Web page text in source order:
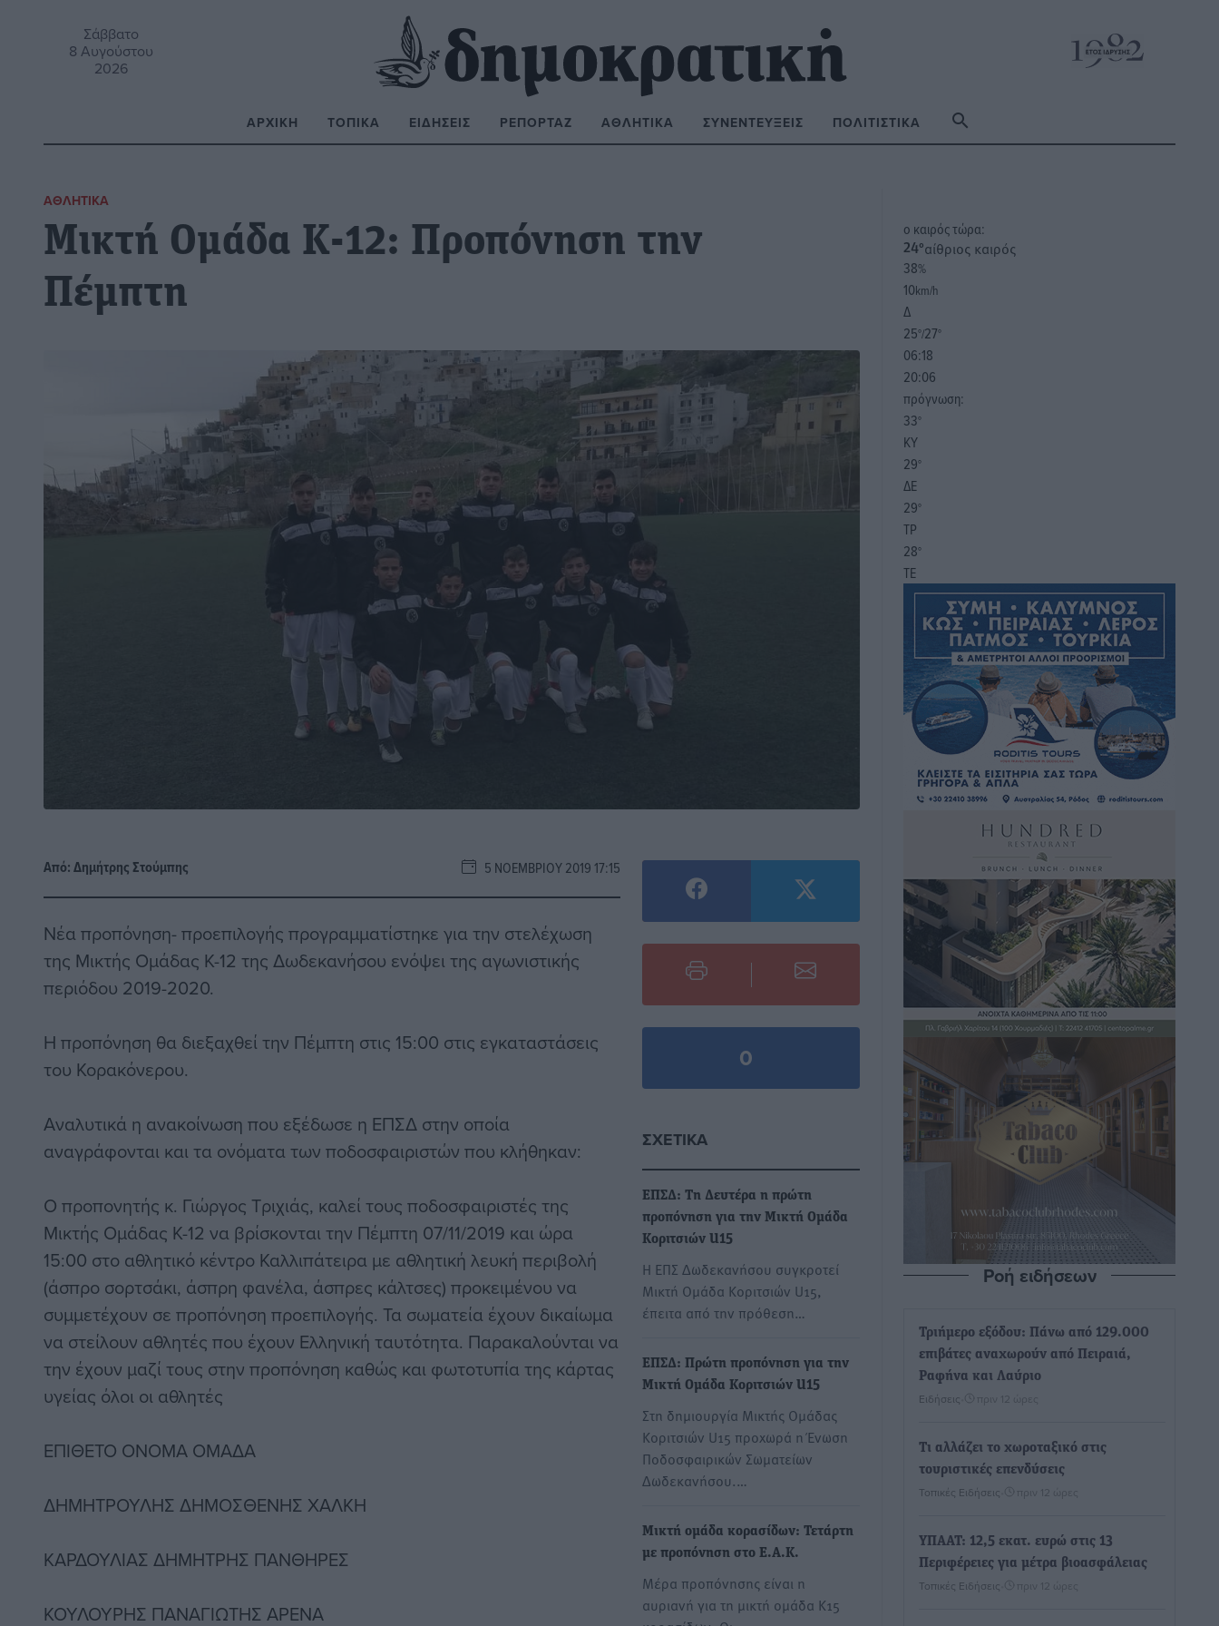
Σάββατο
8 Αυγούστου
2026
ΑΡΧΙΚΉ ΤΟΠΙΚΆ ΕΙΔΉΣΕΙΣ ΡΕΠΟΡΤΆΖ ΑΘΛΗΤΙΚΆ ΣΥΝΕΝΤΕΎΞΕΙΣ ΠΟΛΙΤΙΣΤΙΚΆ
ΑΘΛΗΤΙΚΆ
Μικτή Ομάδα Κ-12: Προπόνηση την
Πέμπτη
Από:Δημήτρης Στούμπης 5 ΝΟΕΜΒΡΊΟΥ 2019 17:15
Νέα προπόνηση- προεπιλογής προγραμματίστηκε για την στελέχωση
της Μικτής Ομάδας Κ-12 της Δωδεκανήσου ενόψει της αγωνιστικής
περιόδου 2019-2020.
Η προπόνηση θα διεξαχθεί την Πέμπτη στις 15:00 στις εγκαταστάσεις
του Κορακόνερου.
Αναλυτικά η ανακοίνωση που εξέδωσε η ΕΠΣΔ στην οποία
αναγράφονται και τα ονόματα των ποδοσφαιριστών που κλήθηκαν:
Ο προπονητής κ. Γιώργος Τριχιάς, καλεί τους ποδοσφαιριστές της
Μικτής Ομάδας Κ-12 να βρίσκονται την Πέμπτη 07/11/2019 και ώρα
15:00 στο αθλητικό κέντρο Καλλιπάτειρα με αθλητική λευκή περιβολή
(άσπρο σορτσάκι, άσπρη φανέλα, άσπρες κάλτσες) προκειμένου να
συμμετέχουν σε προπόνηση προεπιλογής. Τα σωματεία έχουν δικαίωμα
να στείλουν αθλητές που έχουν Ελληνική ταυτότητα. Παρακαλούνται να
την έχουν μαζί τους στην προπόνηση καθώς και φωτοτυπία της κάρτας
υγείας όλοι οι αθλητές
ΕΠΙΘΕΤΟ ΟΝΟΜΑ ΟΜΑΔΑ
ΔΗΜΗΤΡΟΥΛΗΣ ΔΗΜΟΣΘΕΝΗΣ ΧΑΛΚΗ
ΚΑΡΔΟΥΛΙΑΣ ΔΗΜΗΤΡΗΣ ΠΑΝΘΗΡΕΣ
ΚΟΥΛΟΥΡΗΣ ΠΑΝΑΓΙΩΤΗΣ ΑΡΕΝΑ
0
ΣΧΕΤΙΚΆ
ΕΠΣΔ: Τη Δευτέρα η πρώτη
προπόνηση για την Μικτή Ομάδα
Κοριτσιών U15
Η ΕΠΣ Δωδεκανήσου συγκροτεί
Μικτή Ομάδα Κοριτσιών U15,
έπειτα από την πρόθεση…
ΕΠΣΔ: Πρώτη προπόνηση για την
Μικτή Ομάδα Κοριτσιών U15
Στη δημιουργία Μικτής Ομάδας
Κοριτσιών U15 προχωρά η Ένωση
Ποδοσφαιρικών Σωματείων
Δωδεκανήσου.…
Μικτή ομάδα κορασίδων: Τετάρτη
με προπόνηση στο Ε.Α.Κ.
Μέρα προπόνησης είναι η
αυριανή για τη μικτή ομάδα Κ15
o καιρός τώρα:
24°αίθριος καιρός
38%
10km/h
Δ
25°/27°
06:18
20:06
πρόγνωση:
33°
ΚΥ
29°
ΔΕ
29°
ΤΡ
28°
ΤΕ
Ροή ειδήσεων
Τριήμερο εξόδου: Πάνω από 129.000
επιβάτες αναχωρούν από Πειραιά,
Ραφήνα και Λαύριο
Ειδήσεις πριν 12 ώρες
Τι αλλάζει το χωροταξικό στις
τουριστικές επενδύσεις
Τοπικές Ειδήσεις πριν 12 ώρες
ΥΠΑΑΤ: 12,5 εκατ. ευρώ στις 13
Περιφέρειες για μέτρα βιοασφάλειας
Τοπικές Ειδήσεις πριν 12 ώρες